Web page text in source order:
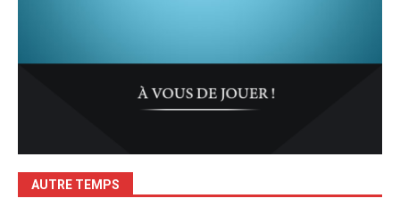
AUTRE TEMPS